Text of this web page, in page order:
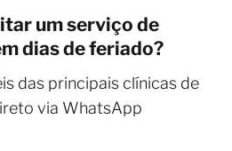
um serviço de
dias de feriado?
das principais clínicas de
via WhatsApp